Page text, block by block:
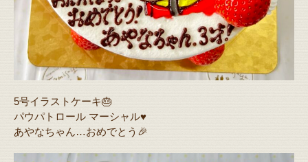
5号イラストケーキ🎂
パウパトロール マーシャル♥️
あやなちゃん…おめでとう🎉